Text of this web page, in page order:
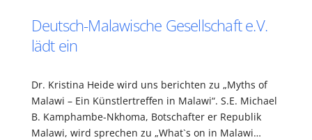
Deutsch-Malawische Gesellschaft e.V.
lädt ein
Dr. Kristina Heide wird uns berichten zu „Myths of
Malawi – Ein Künstlertreffen in Malawi“. S.E. Michael
B. Kamphambe-Nkhoma, Botschafter er Republik
Malawi, wird sprechen zu „What`s on in Malawi…